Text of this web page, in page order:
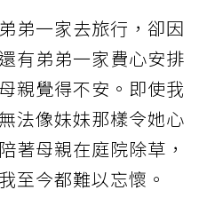
弟一家去旅行，卻因
有弟弟一家費心安排
親覺得不安。即使我
法像妹妹那樣令她心
著母親在庭院除草，
至今都難以忘懷。